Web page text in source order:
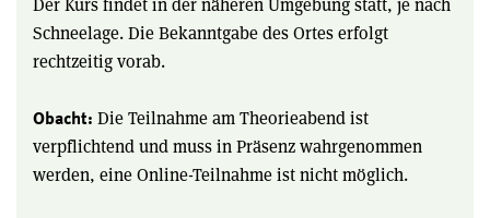
Schneelage. Die Bekanntgabe des Ortes erfolgt
rechtzeitig vorab.
Obacht: Die Teilnahme am Theorieabend ist
verpflichtend und muss in Präsenz wahrgenommen
werden, eine Online-Teilnahme ist nicht möglich.